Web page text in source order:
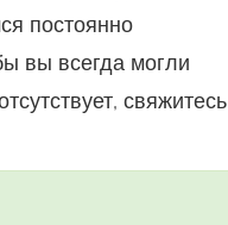
постоянно
вы всегда могли
свяжитесь